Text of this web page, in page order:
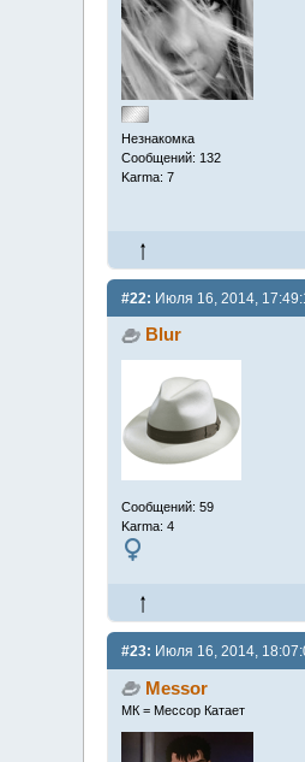
Незнакомка
Сообщений: 132
Karma: 7
#22: Июля 16, 2014,
Blur
Сообщений: 59
Karma: 4
#23: Июля 16, 2014,
Messor
МК = Мессор Катает